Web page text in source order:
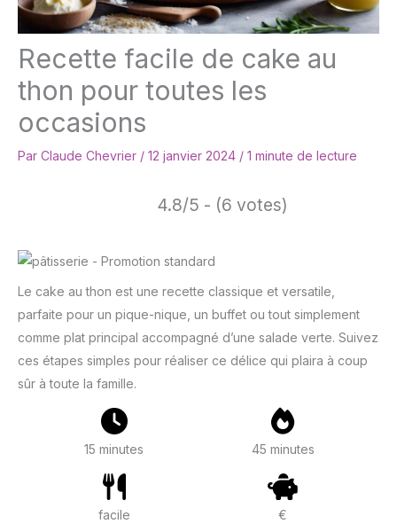
Recette facile de cake au
thon pour toutes les
occasions
Par Claude Chevrier / 12 janvier 2024 / 1 minute de lecture
4.8/5 - (6 votes)
Le cake au thon est une recette classique et versatile,
parfaite pour un pique-nique, un buffet ou tout simplement
comme plat principal accompagné d’une salade verte. Suivez
ces étapes simples pour réaliser ce délice qui plaira à coup
sûr à toute la famille.
15 minutes 45 minutes
facile €